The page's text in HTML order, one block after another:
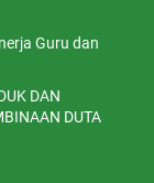
Guru dan
DAN
DUTA